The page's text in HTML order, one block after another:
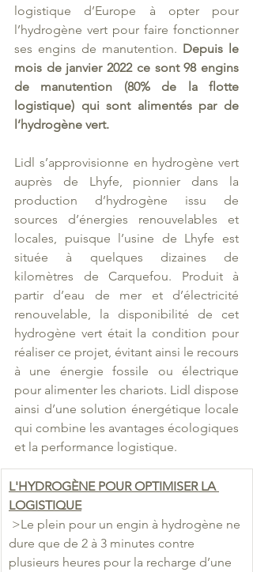
logistique d’Europe à opter pour
l’hydrogène vert pour faire fonctionner
ses engins de manutention. Depuis le
mois de janvier 2022 ce sont 98 engins
de manutention (80% de la flotte
logistique) qui sont alimentés par de
l’hydrogène vert.
Lidl s’approvisionne en hydrogène vert
auprès de Lhyfe, pionnier dans la
production d’hydrogène issu de
sources d’énergies renouvelables et
locales, puisque l’usine de Lhyfe est
située à quelques dizaines de
kilomètres de Carquefou. Produit à
partir d’eau de mer et d’électricité
renouvelable, la disponibilité de cet
hydrogène vert était la condition pour
réaliser ce projet, évitant ainsi le recours
à une énergie fossile ou électrique
pour alimenter les chariots. Lidl dispose
ainsi d’une solution énergétique locale
qui combine les avantages écologiques
et la performance logistique.
L'HYDROGÈNE POUR OPTIMISER LA
LOGISTIQUE
dure que de 2 à 3 minutes contre
plusieurs heures pour la recharge d’une